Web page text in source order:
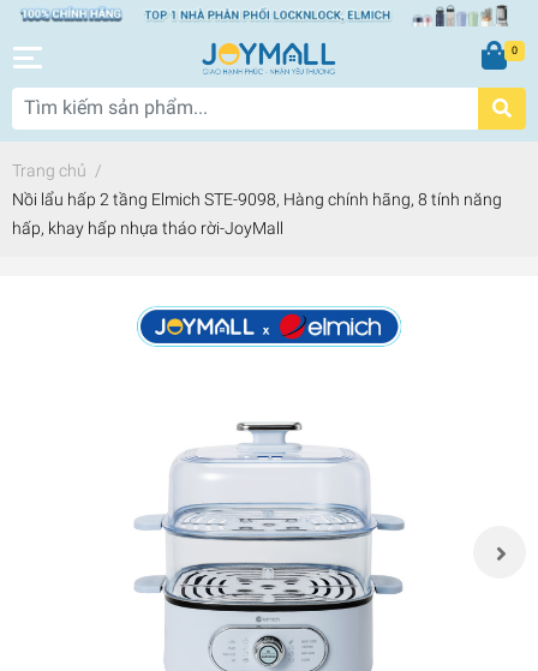
0
Trang chủ /
Nồi lẩu hấp 2 tầng Elmich STE-9098, Hàng chính hãng, 8 tính năng
hấp, khay hấp nhựa tháo rời-JoyMall